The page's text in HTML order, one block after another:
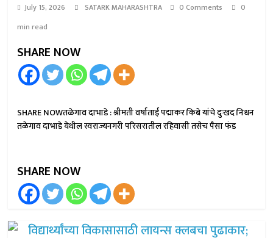
July 15, 2026 SATARK MAHARASHTRA 0 Comments
0
min read
SHARE NOW
SHARE NOWतळेगाव दाभाडे : श्रीमती वर्षाताई पद्माकर किबे यांचे दुःखद निधन
तळेगाव दाभाडे येथील स्वराज्यनगरी परिसरातील रहिवासी तसेच पैसा फंड
SHARE NOW